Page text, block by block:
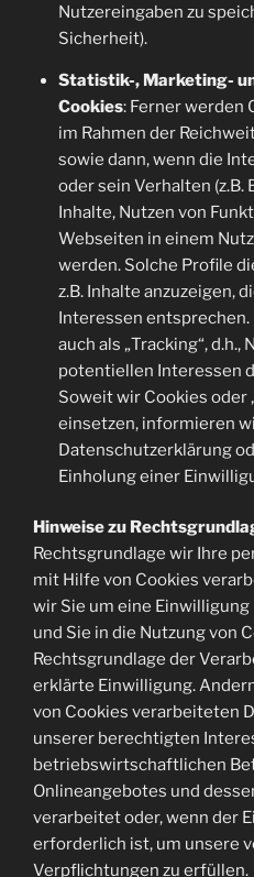
Nutzereingaben zu
Sicherheit).
Statistik-, Marketing-
Cookies: Ferner werden
im Rahmen der
sowie dann, wenn die
oder sein Verhalten
Inhalte, Nutzen von
Webseiten in einem
werden. Solche Profile
z.B. Inhalte anzuzeigen,
Interessen
auch als „Tracking“,
potentiellen Interessen
Soweit wir Cookies oder
einsetzen, informieren
Datenschutzerklärung
Einholung einer
Hinweise zu
Rechtsgrundlage wir Ihre
mit Hilfe von Cookies
wir Sie um eine
und Sie in die Nutzung von
Rechtsgrundlage der
erklärte Einwilligung.
von Cookies verarbeiteten
unserer berechtigten
betriebswirtschaftlichen
Onlineangebotes und
verarbeitet oder, wenn der
erforderlich ist, um unsere
Verpflichtungen zu erfüllen.